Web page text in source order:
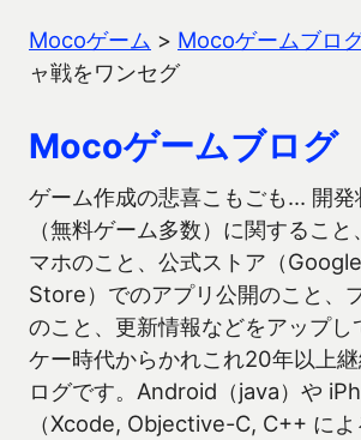
Mocoゲーム > Mocoゲームブロ
ャ戦をワンセグ
Mocoゲームブログ
ゲーム作成の悲喜こもごも… 開発
（無料ゲーム多数）に関するこ
マホのこと、公式ストア（
Store）でのアプリ公開のこと、
のこと、更新情報などをアップし
ケー時代からかれこれ20年以上
ログです。Android（java）や
（Xcode, Objective-C, C++ に